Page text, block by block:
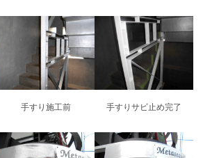
手すり施工前 手すりサビ止め完了